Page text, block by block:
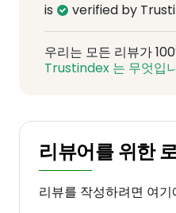
is verified by
우리는 모든 리뷰가
Trustindex 는 무엇입
리뷰어를 위한
리뷰를 작성하려면 여